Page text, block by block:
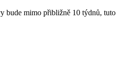
bude mimo přibližně 10 týdnů, tuto